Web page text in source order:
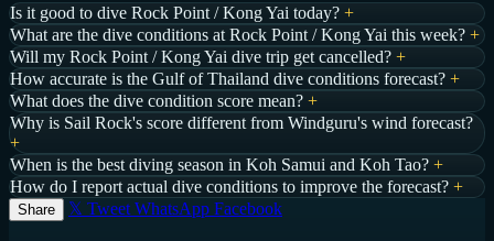
Is it good to dive Rock Point / Kong Yai today? +
What are the dive conditions at Rock Point / Kong Yai this week? +
Will my Rock Point / Kong Yai dive trip get cancelled? +
How accurate is the Gulf of Thailand dive conditions forecast? +
What does the dive condition score mean? +
Why is Sail Rock's score different from Windguru's wind forecast?
+
When is the best diving season in Koh Samui and Koh Tao? +
How do I report actual dive conditions to improve the forecast? +
Share 𝕏 Tweet WhatsApp Facebook